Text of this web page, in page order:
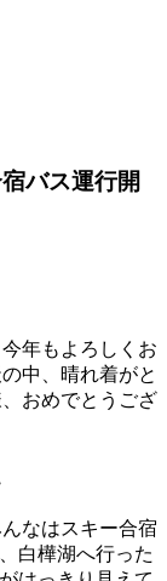
バス運行開
年もよろしくお
中、晴れ着がと
おめでとうござ
なはスキー合宿
白樺湖へ行った